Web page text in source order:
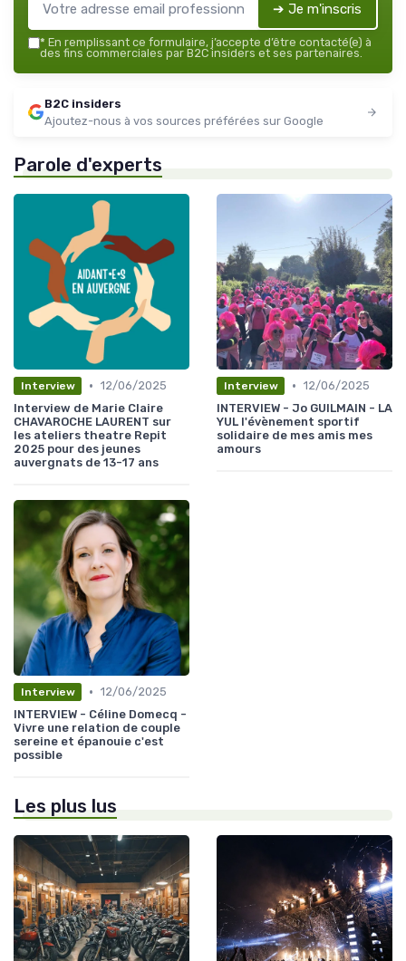
➔ Je m'inscris
* En remplissant ce formulaire, j’accepte d’être contacté(e) à
des fins commerciales par B2C insiders et ses partenaires.
B2C insiders
Ajoutez-nous à vos sources préférées sur Google
Parole d'experts
Interview • 12/06/2025
Interview de Marie Claire
CHAVAROCHE LAURENT sur
les ateliers theatre Repit
2025 pour des jeunes
auvergnats de 13-17 ans
Interview • 12/06/2025
INTERVIEW - Jo GUILMAIN - LA
YUL l'évènement sportif
solidaire de mes amis mes
amours
Interview • 12/06/2025
INTERVIEW - Céline Domecq -
Vivre une relation de couple
sereine et épanouie c'est
possible
Les plus lus